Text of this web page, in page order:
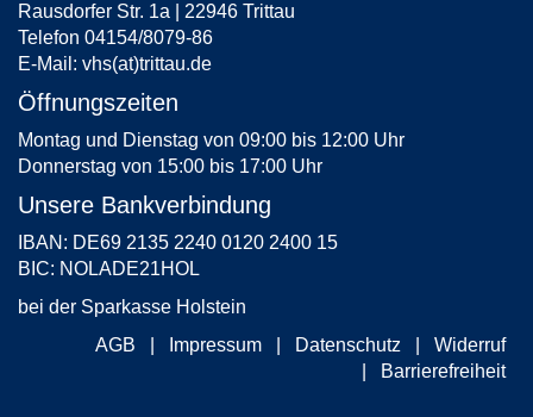
Rausdorfer Str. 1a | 22946 Trittau
Telefon 04154/8079-86
E-Mail: vhs(at)trittau.de
Öffnungszeiten
Montag und Dienstag von 09:00 bis 12:00 Uhr
Donnerstag von 15:00 bis 17:00 Uhr
Unsere Bankverbindung
IBAN: DE69 2135 2240 0120 2400 15
BIC: NOLADE21HOL
bei der Sparkasse Holstein
AGB
Impressum Datenschutz
Widerruf
Barrierefreiheit